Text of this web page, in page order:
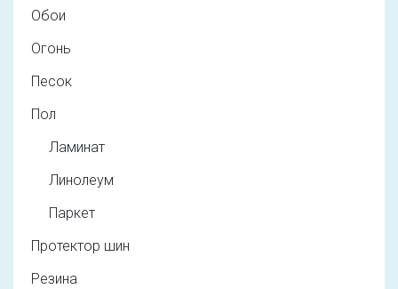
Обои
Огонь
Песок
Пол
Ламинат
Линолеум
Паркет
Протектор шин
Резина